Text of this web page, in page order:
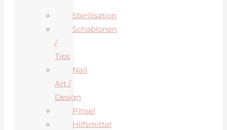
Sterilisation
Schablonen
/
Tips
Nail
Art /
Design
Pinsel
Hilfsmittel